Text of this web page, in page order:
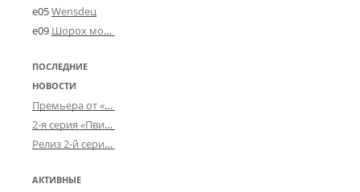
e05Wensdeц
e09 Шорох мозговины
ПОСЛЕДНИЕ
НОВОСТИ
Премьера от «Усталого королевства»: «Игорь начал»
2-я серия «Пвин Тикса» от 2-D
Релиз 2-й серии «БДСМ-людей» от «Аркада Фильм»
АКТИВНЫЕ